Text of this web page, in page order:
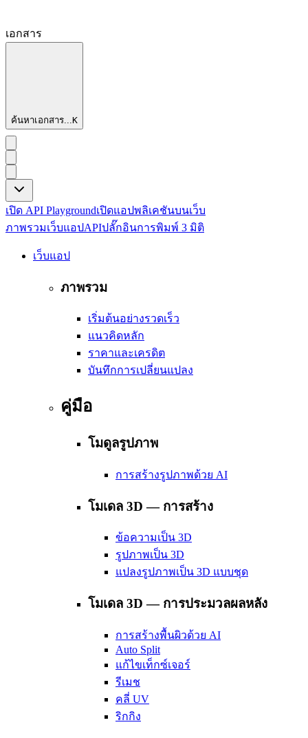
เอกสาร
ค้นหาเอกสาร...K
เปิด API Playgroundเปิดแอปพลิเคชันบนเว็บ
ภาพรวมเว็บแอปAPIปลั๊กอินการพิมพ์ 3 มิติ
เว็บแอป
ภาพรวม
เริ่มต้นอย่างรวดเร็ว
แนวคิดหลัก
ราคาและเครดิต
บันทึกการเปลี่ยนแปลง
คู่มือ
โมดูลรูปภาพ
การสร้างรูปภาพด้วย AI
โมเดล 3D — การสร้าง
ข้อความเป็น 3D
รูปภาพเป็น 3D
แปลงรูปภาพเป็น 3D แบบชุด
โมเดล 3D — การประมวลผลหลัง
การสร้างพื้นผิวด้วย AI
Auto Split
แก้ไขเท็กซ์เจอร์
รีเมช
คลี่ UV
ริกกิง